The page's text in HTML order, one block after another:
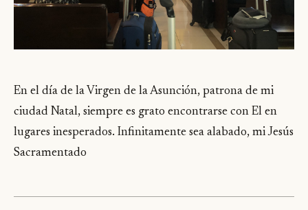
En el día de la Virgen de la Asunción, patrona de mi
ciudad Natal, siempre es grato encontrarse con El en
lugares inesperados. Infinitamente sea alabado, mi Jesús
Sacramentado